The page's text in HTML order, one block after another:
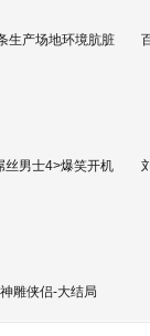
生产场地环境肮脏
丝男士4>爆笑开机
神雕侠侣-大结局